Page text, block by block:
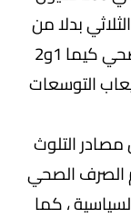
بدلا من
النظام الثنائي في محطتي الصرف الصحي كيما 1و2
محطة كيما 3 لاستيعاب التوسعات
القضاء علي 80% من مصادر التلوث
الصرف الصحي
، كما